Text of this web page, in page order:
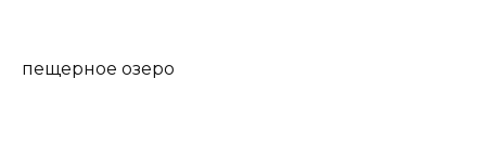
пещерное озеро